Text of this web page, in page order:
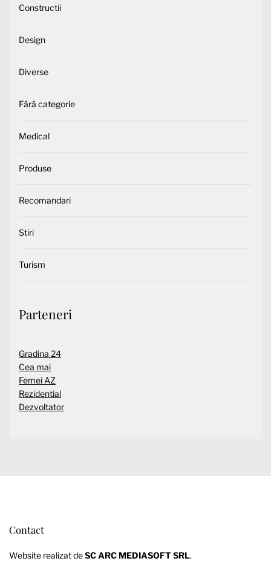
Constructii
Design
Diverse
Fără categorie
Medical
Produse
Recomandari
Stiri
Turism
Parteneri
Gradina 24
Cea mai
Femei AZ
Rezidential
Dezvoltator
Contact
Website realizat deSC ARC MEDIASOFT SRL.